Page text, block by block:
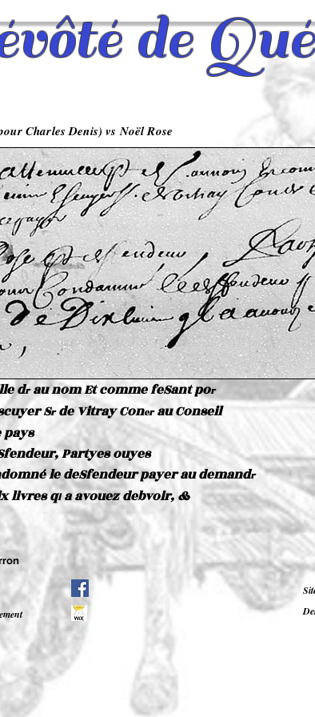
de
Charles Denis) vs Noël Rose
drau nom Et comme feSant por
Srde Vitray Conerau Conseil
pays
Partyes ouyes
le deSfendeur payer au demandr
livres qla avouez debvoir, &